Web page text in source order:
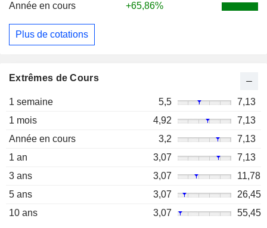
Année en cours
+65,86%
Plus de cotations
Extrêmes de Cours
1 semaine 5,5
7,13
1 mois
4,92
7,13
Année en cours
3,2
7,13
1 an
3,07
7,13
3 ans
3,07
11,78
5 ans
3,07
26,45
10 ans
3,07 55,45